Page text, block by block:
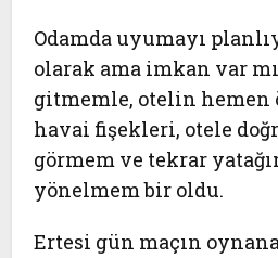
Odamda uyumayı
olarak ama imkan var
gitmemle, otelin hemen
havai fişekleri, otele
görmem ve tekrar
yönelmem bir oldu.
Ertesi gün maçın